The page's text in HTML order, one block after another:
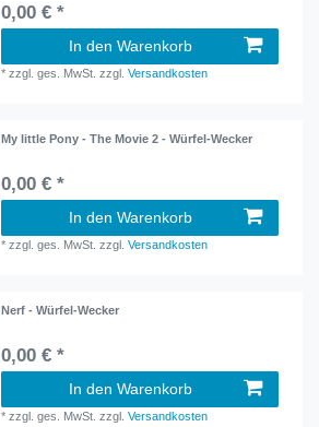
0,00 € *
In den Warenkorb
*zzgl. ges. MwSt. zzgl.Versandkosten
My little Pony - The Movie 2 - Würfel-Wecker
0,00 € *
In den Warenkorb
*zzgl. ges. MwSt. zzgl.Versandkosten
Nerf - Würfel-Wecker
0,00 € *
In den Warenkorb
*zzgl. ges. MwSt. zzgl.Versandkosten